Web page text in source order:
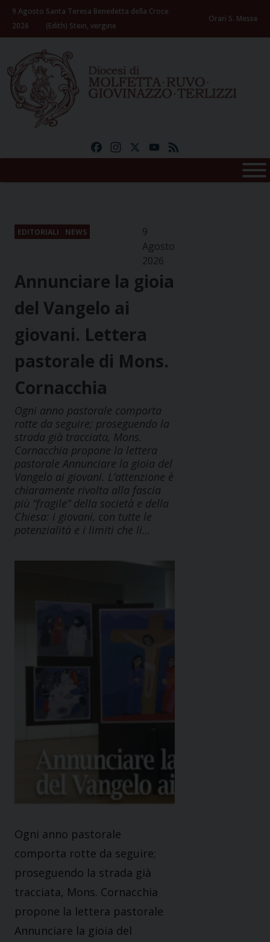
Skip
content
9 Agosto
2026
Santa Teresa Benedetta della Croce
(Edith) Stein, vergine
Orari S. Messe
FacebookInstagramYouTube
EDITORIALI NEWS
9
Agosto
2026
Annunciare la gioia
del Vangelo ai
giovani. Lettera
pastorale di Mons.
Cornacchia
Ogni anno pastorale comporta
rotte da seguire; proseguendo la
strada già tracciata, Mons.
Cornacchia propone la lettera
pastorale Annunciare la gioia del
Vangelo ai giovani. L’attenzione è
chiaramente rivolta alla fascia
più “fragile” della società e della
Chiesa: i giovani, con tutte le
potenzialità e i limiti che li…
Ogni anno pastorale
comporta rotte da seguire;
proseguendo la strada già
tracciata, Mons. Cornacchia
propone la lettera pastorale
Annunciare la gioia del